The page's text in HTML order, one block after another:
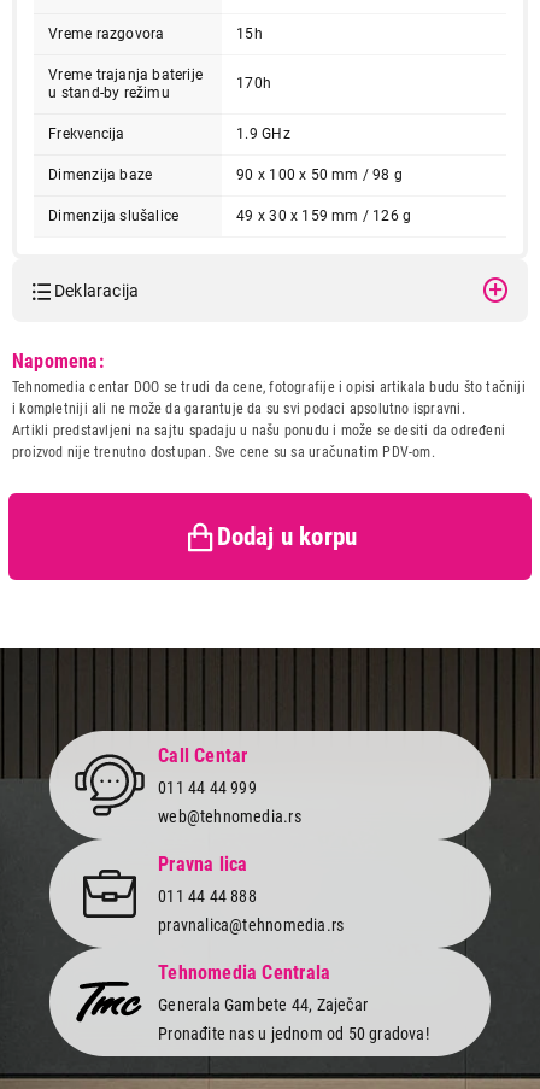
Vreme razgovora 15h
Vreme trajanja baterije
u stand-by režimu
170h
Frekvencija 1.9 GHz
Dimenzija baze 90 x 100 x 50 mm / 98 g
Dimenzija slušalice 49 x 30 x 159 mm / 126 g
Deklaracija
Naziv i vrsta robe:
FIKSNI TELEFON
Uvoznik:
Flutto doo
Zemlja porekla:
Vijetnam
kupaca po osnovu zakona o
Napomena:
Tehnomedia centar DOO se trudi da cene, fotografije i opisi artikala budu što tačniji
i kompletniji ali ne može da garantuje da su svi podaci apsolutno ispravni.
Artikli predstavljeni na sajtu spadaju u našu ponudu i može se desiti da određeni
proizvod nije trenutno dostupan. Sve cene su sa uračunatim PDV-om.
Dodaj u korpu
4.199,00
Proizvod je dodat u korpu.
Nastavi kupovinu
Call Centar
011 44 44 999
web@tehnomedia.rs
Pravna lica
011 44 44 888
pravnalica@tehnomedia.rs
Tehnomedia Centrala
Generala Gambete 44, Zaječar
Pronađite nas u jednom od 50 gradova!